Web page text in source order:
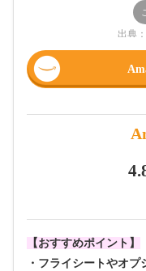
出典：
【おすすめポイント】
・フライシートやオ